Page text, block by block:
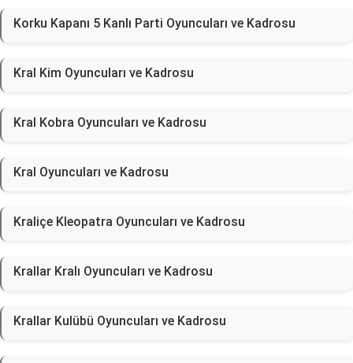
Korku Kapanı 5 Kanlı Parti Oyuncuları ve Kadrosu
Kral Kim Oyuncuları ve Kadrosu
Kral Kobra Oyuncuları ve Kadrosu
Kral Oyuncuları ve Kadrosu
Kraliçe Kleopatra Oyuncuları ve Kadrosu
Krallar Kralı Oyuncuları ve Kadrosu
Krallar Kulübü Oyuncuları ve Kadrosu